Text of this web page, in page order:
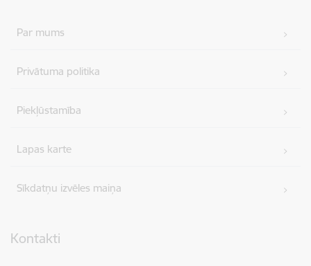
Par mums
Privātuma politika
Piekļūstamība
Lapas karte
Sīkdatņu izvēles maiņa
Kontakti